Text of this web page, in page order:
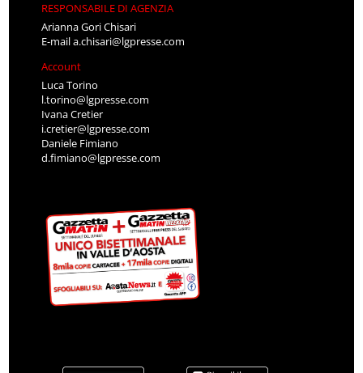
RESPONSABILE DI AGENZIA
Arianna Gori Chisari
E-maila.chisari@lgpresse.com
Account
Luca Torino
l.torino@lgpresse.com
Ivana Cretier
i.cretier@lgpresse.com
Daniele Fimiano
d.fimiano@lgpresse.com